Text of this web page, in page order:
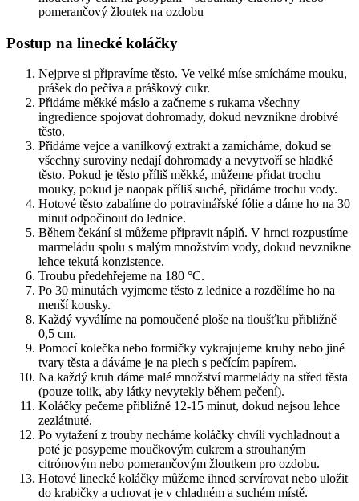
pomerančový žloutek na ozdobu
Postup na linecké koláčky
Nejprve si připravíme těsto. Ve velké míse smícháme mouku,
prášek do pečiva a práškový cukr.
Přidáme měkké máslo a začneme s rukama všechny
ingredience spojovat dohromady, dokud nevznikne drobivé
těsto.
Přidáme vejce a vanilkový extrakt a zamícháme, dokud se
všechny suroviny nedají dohromady a nevytvoří se hladké
těsto. Pokud je těsto příliš měkké, můžeme přidat trochu
mouky, pokud je naopak příliš suché, přidáme trochu vody.
Hotové těsto zabalíme do potravinářské fólie a dáme ho na 30
minut odpočinout do lednice.
Během čekání si můžeme připravit náplň. V hrnci rozpustíme
marmeládu spolu s malým množstvím vody, dokud nevznikne
lehce tekutá konzistence.
Troubu předehřejeme na 180 °C.
Po 30 minutách vyjmeme těsto z lednice a rozdělíme ho na
menší kousky.
Každý vyválíme na pomoučené ploše na tloušťku přibližně
0,5 cm.
Pomocí kolečka nebo formičky vykrajujeme kruhy nebo jiné
tvary těsta a dáváme je na plech s pečícím papírem.
Na každý kruh dáme malé množství marmelády na střed těsta
(pouze tolik, aby látky nevytekly během pečení).
Koláčky pečeme přibližně 12-15 minut, dokud nejsou lehce
zezlátnuté.
Po vytažení z trouby necháme koláčky chvíli vychladnout a
poté je posypeme moučkovým cukrem a strouhaným
citrónovým nebo pomerančovým žloutkem pro ozdobu.
Hotové linecké koláčky můžeme ihned servírovat nebo uložit
do krabičky a uchovat je v chladném a suchém místě.